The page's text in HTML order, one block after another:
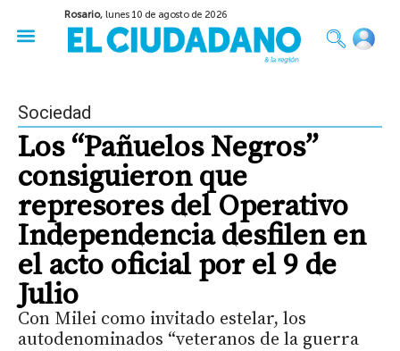
Rosario,lunes 10 de agosto de 2026
Sociedad
Los “Pañuelos Negros”
consiguieron que
represores del Operativo
Independencia desfilen en
el acto oficial por el 9 de
Julio
Con Milei como invitado estelar, los
autodenominados “veteranos de la guerra